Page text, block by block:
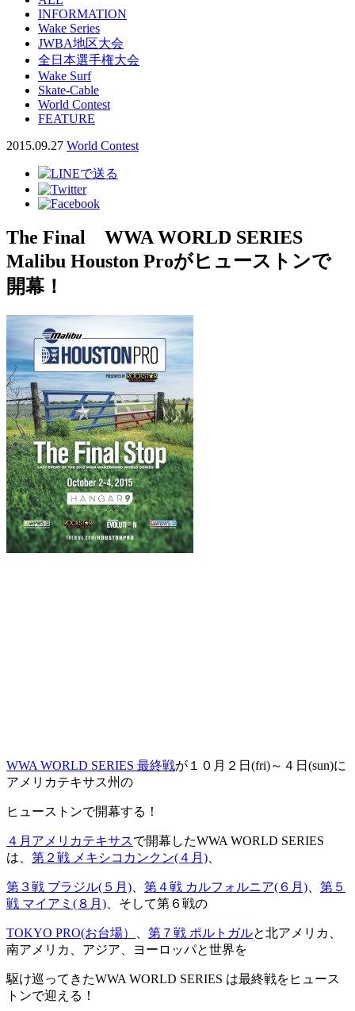
INFORMATION
Wake Series
JWBA地区大会
全日本選手権大会
Wake Surf
Skate-Cable
World Contest
FEATURE
2015.09.27 World Contest
The Final WWA WORLD SERIES
Malibu Houston Proがヒューストンで
開幕！
WWA WORLD SERIES 最終戦が１０月２日(fri)～４日(sun)に
アメリカテキサス州の
ヒューストンで開幕する！
４月アメリカテキサスで開幕したWWA WORLD SERIES
は、 第２戦 メキシコカンクン(４月)
第３戦 ブラジル(５月) 第４戦 カルフォルニア(６月)
第５
戦 マイアミ(８月) 、そして第６戦の
TOKYO PRO(お台場） 第７戦 ポルトガルと北アメリカ、
南アメリカ、アジア、ヨーロッパと世界を
駆け巡ってきたWWA WORLD SERIES は最終戦をヒュース
トンで迎える！